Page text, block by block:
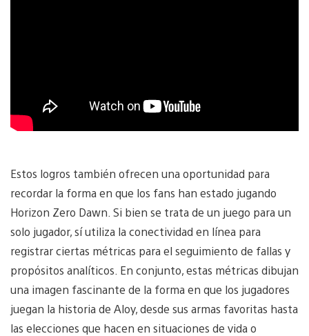
Estos logros también ofrecen una oportunidad para
recordar la forma en que los fans han estado jugando
Horizon Zero Dawn. Si bien se trata de un juego para un
solo jugador, sí utiliza la conectividad en línea para
registrar ciertas métricas para el seguimiento de fallas y
propósitos analíticos. En conjunto, estas métricas dibujan
una imagen fascinante de la forma en que los jugadores
juegan la historia de Aloy, desde sus armas favoritas hasta
las elecciones que hacen en situaciones de vida o